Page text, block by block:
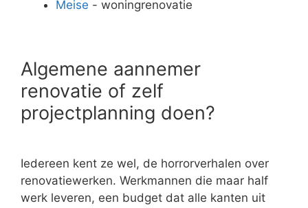
Meise - woningrenovatie
Algemene aannemer
renovatie of zelf
projectplanning doen?
Iedereen kent ze wel, de horrorverhalen over
renovatiewerken. Werkmannen die maar half
werk leveren, een budget dat alle kanten uit